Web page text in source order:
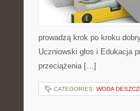
prowadzą krok po kroku
Uczniowski głos i Edukacja
przeciążenia […]
CATEGORIES: WODA